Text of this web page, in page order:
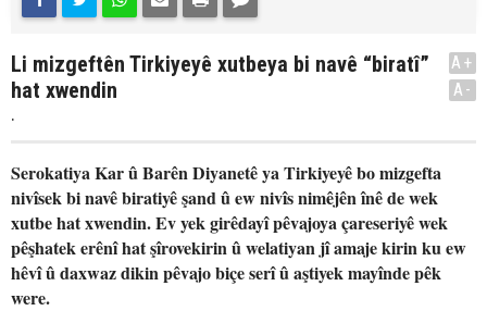
Li mizgeftên Tirkiyeyê xutbeya bi navê “biratî”
hat xwendin
.
A+
A-
Serokatiya Kar û Barên Diyanetê ya Tirkiyeyê bo mizgefta
nivîsek bi navê biratiyê şand û ew nivîs nimêjên înê de wek
xutbe hat xwendin. Ev yek girêdayî pêvajoya çareseriyê wek
pêşhatek erênî hat şîrovekirin û welatiyan jî amaje kirin ku ew
hêvî û daxwaz dikin pêvajo biçe serî û aştiyek mayînde pêk
were.